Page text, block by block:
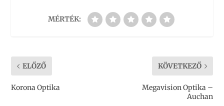
MÉRTÉK:
ELŐZŐ
Korona Optika
KÖVETKEZŐ
Megavision Optika –
Auchan